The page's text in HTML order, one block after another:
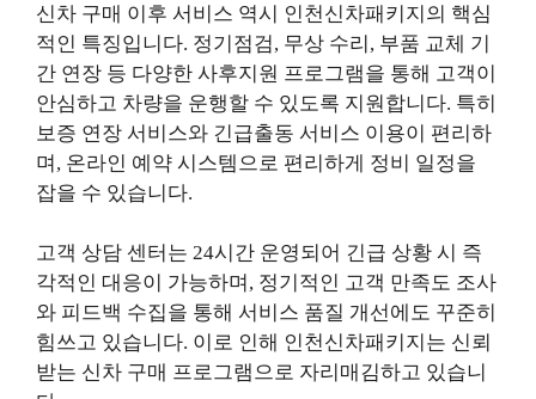
신차 구매 이후 서비스 역시 인천신차패키지의 핵심
적인 특징입니다. 정기점검, 무상 수리, 부품 교체 기
간 연장 등 다양한 사후지원 프로그램을 통해 고객이
안심하고 차량을 운행할 수 있도록 지원합니다. 특히
보증 연장 서비스와 긴급출동 서비스 이용이 편리하
며, 온라인 예약 시스템으로 편리하게 정비 일정을
잡을 수 있습니다.
고객 상담 센터는 24시간 운영되어 긴급 상황 시 즉
각적인 대응이 가능하며, 정기적인 고객 만족도 조사
와 피드백 수집을 통해 서비스 품질 개선에도 꾸준히
힘쓰고 있습니다. 이로 인해 인천신차패키지는 신뢰
받는 신차 구매 프로그램으로 자리매김하고 있습니